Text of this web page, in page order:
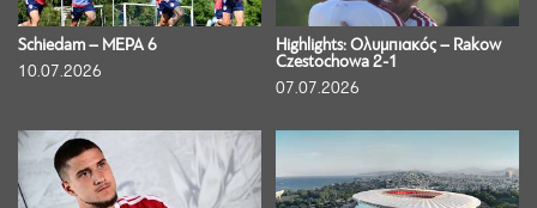
Schiedam – ΜΕΡΑ 6
10.07.2026
Highlights: Ολυμπιακός – Rakow
Czestochowa 2-1
07.07.2026